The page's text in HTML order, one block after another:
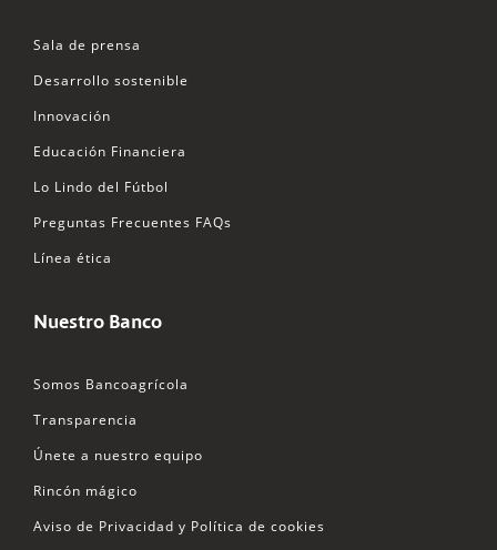
Sala de prensa
Desarrollo sostenible
Innovación
Educación Financiera
Lo Lindo del Fútbol
Preguntas Frecuentes FAQs
Línea ética
Nuestro Banco
Somos Bancoagrícola
Transparencia
Únete a nuestro equipo
Rincón mágico
Aviso de Privacidad y Política de cookies